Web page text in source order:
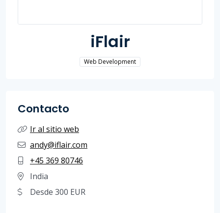
iFlair
Web Development
Contacto
Ir al sitio web
andy@iflair.com
+45 369 80746
India
Desde 300 EUR